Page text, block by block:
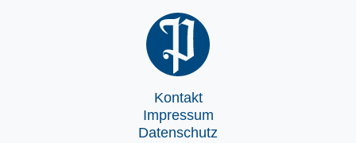
Kontakt
Impressum
Datenschutz